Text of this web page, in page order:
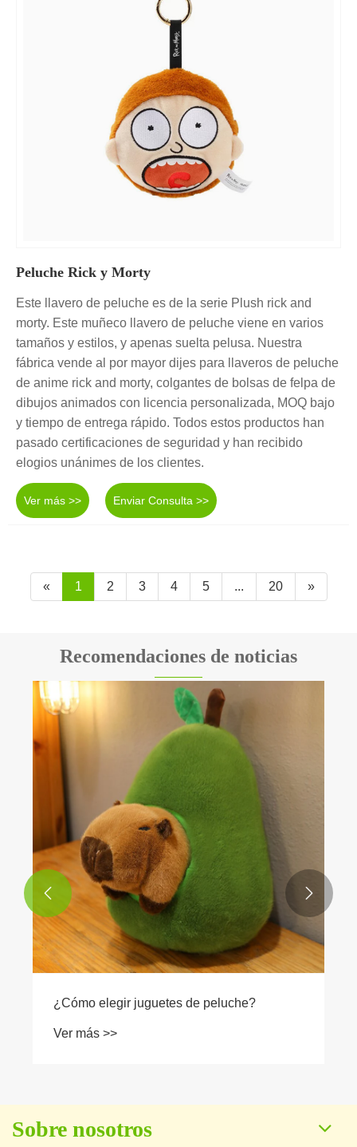
Peluche Rick y Morty
Este llavero de peluche es de la serie Plush rick and
morty. Este muñeco llavero de peluche viene en varios
tamaños y estilos, y apenas suelta pelusa. Nuestra
fábrica vende al por mayor dijes para llaveros de peluche
de anime rick and morty, colgantes de bolsas de felpa de
dibujos animados con licencia personalizada, MOQ bajo
y tiempo de entrega rápido. Todos estos productos han
pasado certificaciones de seguridad y han recibido
elogios unánimes de los clientes.
Ver más >> Enviar Consulta >>
« 1 2 3 4 5 ... 20 »
Recomendaciones de noticias
¿Cómo elegir juguetes de peluche?
Ver más >>
 
Sobre nosotros